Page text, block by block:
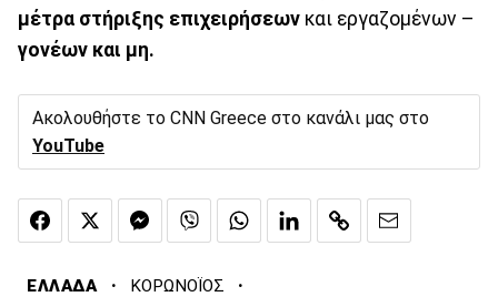
μέτρα στήριξης επιχειρήσεων και εργαζομένων –
γονέων και μη.
Ακολουθήστε το CNN Greece στο κανάλι μας στο
YouTube
ΕΛΛΑΔΑ · ΚΟΡΩΝΟΪΟΣ ·